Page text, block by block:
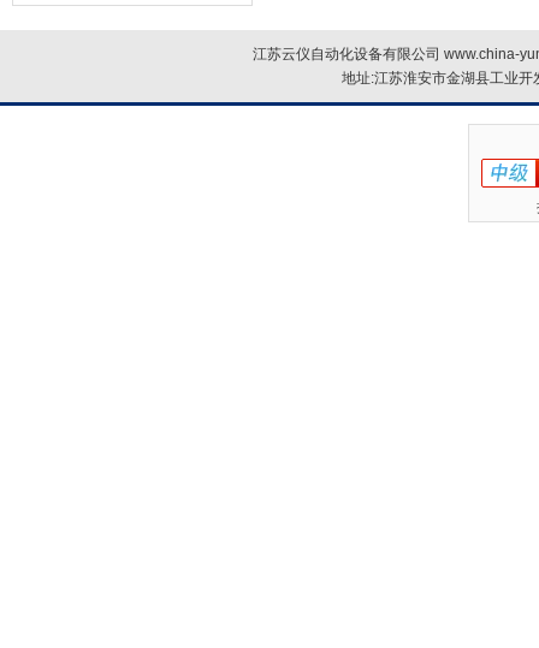
江苏云仪自动化设备有限公司 www.china-
地址:江苏淮安市金湖县工业